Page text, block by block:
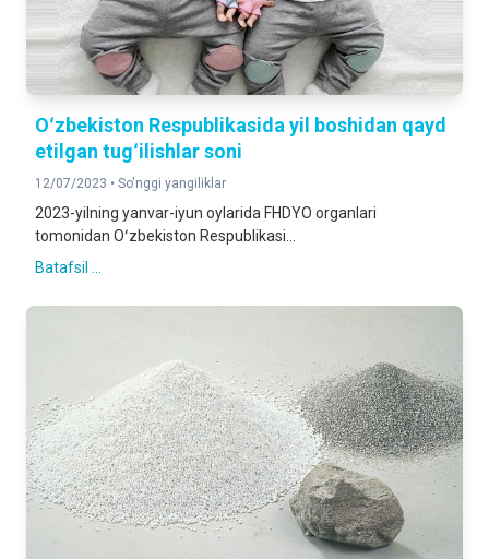
Oʻzbekiston Respublikasida yil boshidan qayd
etilgan tugʻilishlar soni
12/07/2023 • So'nggi yangiliklar
2023-yilning yanvar-iyun oylarida FHDYO organlari
tomonidan Oʻzbekiston Respublikasi...
Batafsil ...